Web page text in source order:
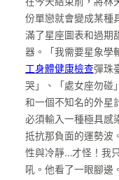
份單戀就會變成某種
滿了星座圖表和過期
器。「我需要星象學
工身體健康檢查彈珠
哭」、「處女座勿碰
和一個不知名的外星
必須輸入一種極具感
抵抗那負面的運勢波
性與冷靜…才怪！我
吼。他看了一眼腳邊